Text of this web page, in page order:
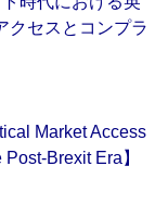
クセスとコンプラ
Market Access
Brexit Era】